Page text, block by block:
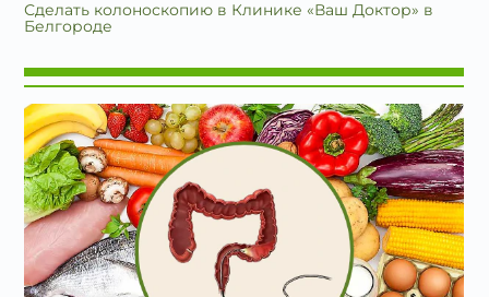
Сделать колоноскопию в Клинике «Ваш Доктор» в
Белгороде